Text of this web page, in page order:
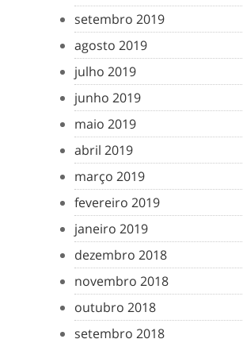
setembro 2019
agosto 2019
julho 2019
junho 2019
maio 2019
abril 2019
março 2019
fevereiro 2019
janeiro 2019
dezembro 2018
novembro 2018
outubro 2018
setembro 2018